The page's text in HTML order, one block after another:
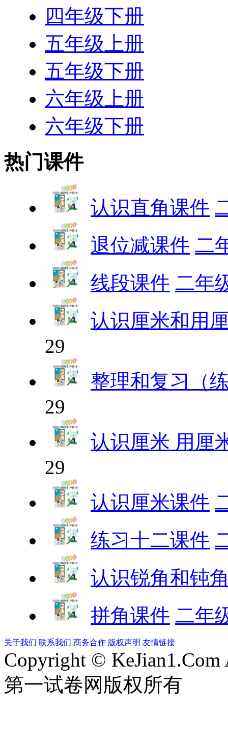
四年级下册
五年级上册
五年级下册
六年级上册
六年级下册
热门课件
认识直角课件
退位减课件 二
线段课件 二年
认识厘米和用
29
整理和复习（
29
认识厘米 用厘
29
认识厘米课件
练习十二课件
认识锐角和钝
拼角课件 二年
关于我们 联系我们 商务合作 版权声明 友情链接
Copyright © KeJian1.Com
第一试卷网版权所有